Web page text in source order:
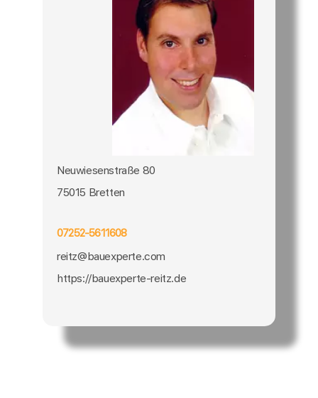
Neuwiesenstraße 80
75015 Bretten
07252-5611608
reitz@bauexperte.com
https://bauexperte-reitz.de